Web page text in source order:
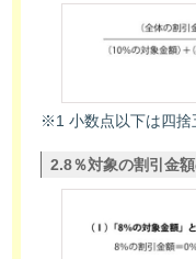
※1 小数点以下は四捨
2.8％対象の割引金